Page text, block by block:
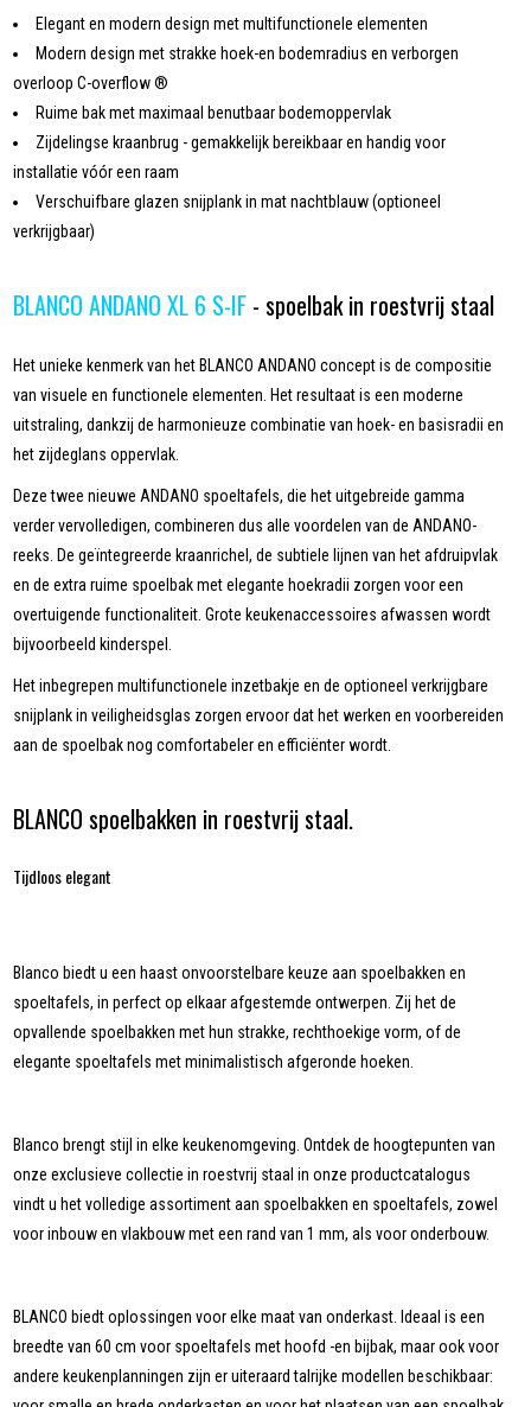
Elegant en modern design met multifunctionele elementen
Modern design met strakke hoek-en bodemradius en verborgen
overloop C-overflow ®
Ruime bak met maximaal benutbaar bodemoppervlak
Zijdelingse kraanbrug - gemakkelijk bereikbaar en handig voor
installatie vóór een raam
Verschuifbare glazen snijplank in mat nachtblauw (optioneel
verkrijgbaar)
BLANCO ANDANO XL 6 S-IF - spoelbak in roestvrij staal
Het unieke kenmerk van het BLANCO ANDANO concept is de compositie
van visuele en functionele elementen. Het resultaat is een moderne
uitstraling, dankzij de harmonieuze combinatie van hoek- en basisradii en
het zijdeglans oppervlak.
Deze twee nieuwe ANDANO spoeltafels, die het uitgebreide gamma
verder vervolledigen, combineren dus alle voordelen van de ANDANO-
reeks. De geïntegreerde kraanrichel, de subtiele lijnen van het afdruipvlak
en de extra ruime spoelbak met elegante hoekradii zorgen voor een
overtuigende functionaliteit. Grote keukenaccessoires afwassen wordt
bijvoorbeeld kinderspel.
Het inbegrepen multifunctionele inzetbakje en de optioneel verkrijgbare
snijplank in veiligheidsglas zorgen ervoor dat het werken en voorbereiden
aan de spoelbak nog comfortabeler en efficiënter wordt.
BLANCO spoelbakken in roestvrij staal.
Tijdloos elegant
Blanco biedt u een haast onvoorstelbare keuze aan spoelbakken en
spoeltafels, in perfect op elkaar afgestemde ontwerpen. Zij het de
opvallende spoelbakken met hun strakke, rechthoekige vorm, of de
elegante spoeltafels met minimalistisch afgeronde hoeken.
Blanco brengt stijl in elke keukenomgeving. Ontdek de hoogtepunten van
onze exclusieve collectie in roestvrij staal in onze productcatalogus
vindt u het volledige assortiment aan spoelbakken en spoeltafels, zowel
voor inbouw en vlakbouw met een rand van 1 mm, als voor onderbouw.
BLANCO biedt oplossingen voor elke maat van onderkast. Ideaal is een
breedte van 60 cm voor spoeltafels met hoofd -en bijbak, maar ook voor
andere keukenplanningen zijn er uiteraard talrijke modellen beschikbaar: